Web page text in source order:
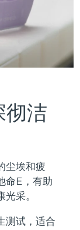
彻洁
尘埃和疲
命E，有助
采。
测试，适合